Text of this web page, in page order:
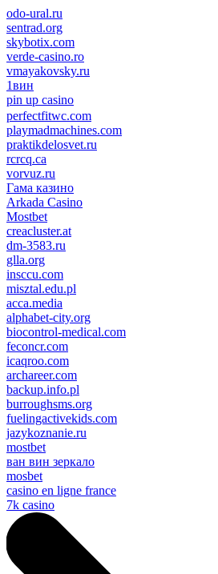
odo-ural.ru
sentrad.org
skybotix.com
verde-casino.ro
vmayakovsky.ru
1вин
pin up casino
пин ап
1win
perfectfitwc.com
playmadmachines.com
praktikdelosvet.ru
rcrcq.ca
vorvuz.ru
Гама казино
Arkada Casino
Mostbet
creacluster.at
dm-3583.ru
glla.org
insccu.com
misztal.edu.pl
acca.media
alphabet-city.org
biocontrol-medical.com
feconcr.com
icaqroo.com
archareer.com
backup.info.pl
burroughsms.org
fuelingactivekids.com
jazykoznanie.ru
mostbet
ван вин зеркало
mosbet
casino en ligne france
7k casino